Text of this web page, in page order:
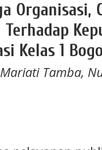
Organisasi,
Kelas 1
Tamba,